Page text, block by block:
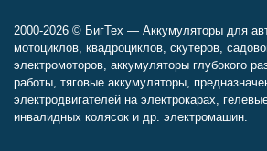
2000-2026 © БигТех — Аккумуляторы для
мотоциклов, квадроциклов, скутеров,
электромоторов, аккумуляторы глубокого
работы, тяговые аккумуляторы,
электродвигателей на электрокарах,
инвалидных колясок и др. электромашин.